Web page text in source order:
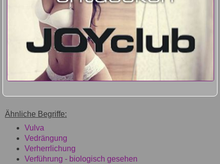
Ähnliche Begriffe:
Vulva
Vedrängung
Verherrlichung
Verführung - biologisch gesehen